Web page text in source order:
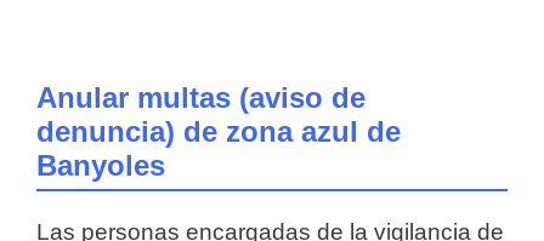
Anular multas (aviso de
denuncia) de zona azul de
Banyoles
Las personas encargadas de la vigilancia de